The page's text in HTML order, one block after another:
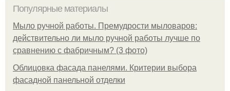
Популярные материалы
Мыло ручной работы. Премудрости мыловаров:
действительно ли мыло ручной работы лучше по
сравнению с фабричным? (3 фото)
Облицовка фасада панелями. Критерии выбора
фасадной панельной отделки